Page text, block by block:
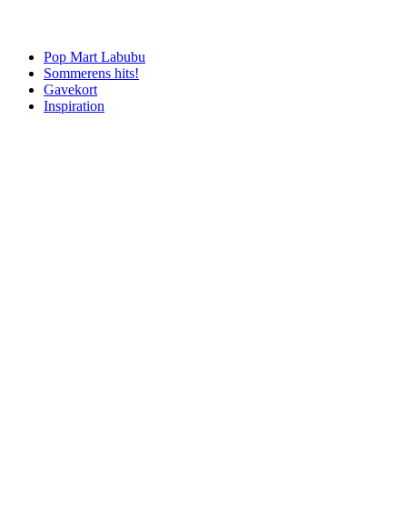
Pop Mart Labubu
Sommerens hits!
Gavekort
Inspiration